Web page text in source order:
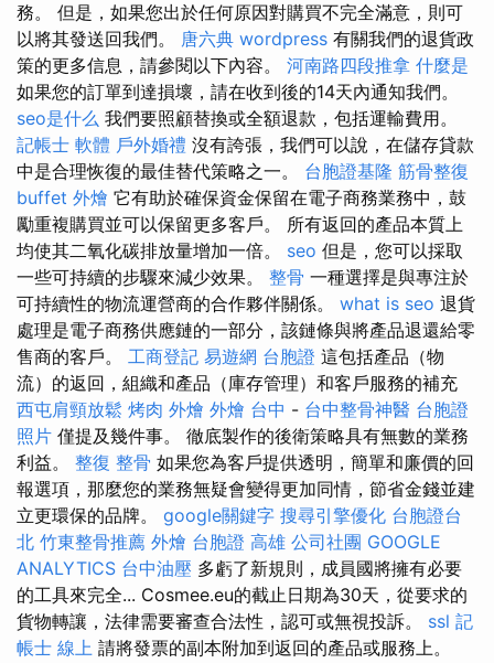
務。 但是，如果您出於任何原因對購買不完全滿意，則可
以將其發送回我們。 唐六典 wordpress 有關我們的退貨政
策的更多信息，請參閱以下內容。 河南路四段推拿 什麼是
如果您的訂單到達損壞，請在收到後的14天內通知我們。
seo是什么 我們要照顧替換或全額退款，包括運輸費用。
記帳士 軟體 戶外婚禮 沒有誇張，我們可以說，在儲存貸款
中是合理恢復的最佳替代策略之一。 台胞證基隆 筋骨整復
buffet 外燴 它有助於確保資金保留在電子商務業務中，鼓
勵重複購買並可以保留更多客戶。 所有返回的產品本質上
均使其二氧化碳排放量增加一倍。 seo 但是，您可以採取
一些可持續的步驟來減少效果。 整骨 一種選擇是與專注於
可持續性的物流運營商的合作夥伴關係。 what is seo 退貨
處理是電子商務供應鏈的一部分，該鏈條與將產品退還給零
售商的客戶。 工商登記 易遊網 台胞證 這包括產品（物
流）的返回，組織和產品（庫存管理）和客戶服務的補充
西屯肩頸放鬆 烤肉 外燴 外燴 台中 - 台中整骨神醫 台胞證
照片 僅提及幾件事。 徹底製作的後衛策略具有無數的業務
利益。 整復 整骨 如果您為客戶提供透明，簡單和廉價的回
報選項，那麼您的業務無疑會變得更加同情，節省金錢並建
立更環保的品牌。 google關鍵字 搜尋引擎優化 台胞證台
北 竹東整骨推薦 外燴 台胞證 高雄 公司社團 GOOGLE
ANALYTICS 台中油壓 多虧了新規則，成員國將擁有必要
的工具來完全... Cosmee.eu的截止日期為30天，從要求的
貨物轉讓，法律需要審查合法性，認可或無視投訴。 ssl 記
帳士 線上 請將發票的副本附加到返回的產品或服務上。